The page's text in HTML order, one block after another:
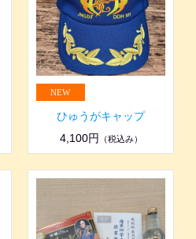
ひゅうがキャップ
4,100円 （税込み）